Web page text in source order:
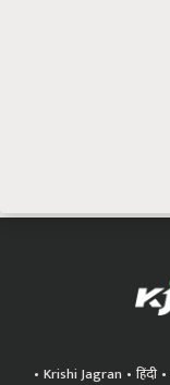
Krishi Jagran हिंदी